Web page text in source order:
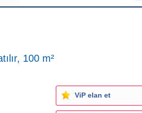
100 m²
ViP elan et